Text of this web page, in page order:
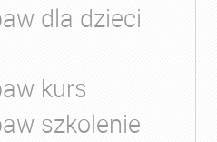
dla dzieci
kurs
szkolenie